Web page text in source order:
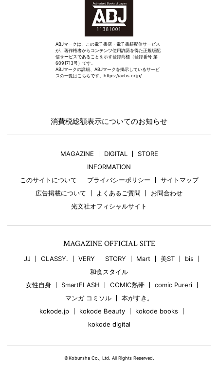
ABJマークは、この電子書店・電子書籍配信サービス
が、著作権者からコンテンツ使用許諾を得た正規版配
信サービスであることを示す登録商標（登録番号 第
6091713号）です。
ABJマークの詳細、ABJマークを掲示しているサービ
スの一覧はこちらです。 https://aebs.or.jp/
消費税総額表示についてのお知らせ
MAGAZINE DIGITAL
STORE
INFORMATION
このサイトについて
プライバシーポリシー
サイトマップ
広告掲載について
よくあるご質問
お問合わせ
光文社オフィシャルサイト
MAGAZINE OFFICIAL SITE
JJ CLASSY. VERY STORY Mart 美ST
bis
和食スタイル
女性自身
SmartFLASH COMIC熱帯
comic Pureri
マンガ コミソル
本がすき。
kokode.jp
kokode Beauty
kokode books
kokode digital
©Kobunsha Co., Ltd. All Rights Reserved.